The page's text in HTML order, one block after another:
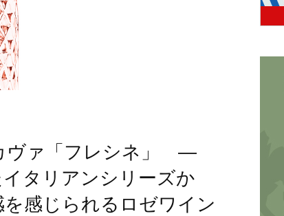
ァ「フレシネ」 ―
タリアンシリーズか
感じられるロゼワイン